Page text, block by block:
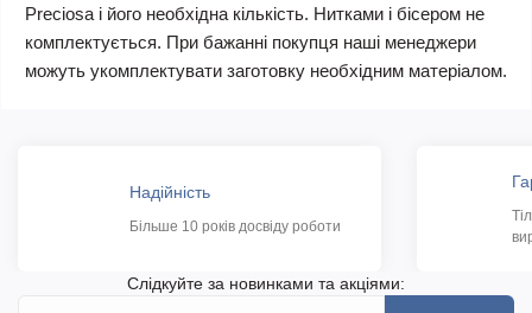
Preciosa і його необхідна кількість. Нитками і бісером не
комплектується. При бажанні покупця наші менеджери
можуть укомплектувати заготовку необхідним матеріалом.
Надійність
Більше 10 років досвіду роботи
Слідкуйте за новинками та акціями: